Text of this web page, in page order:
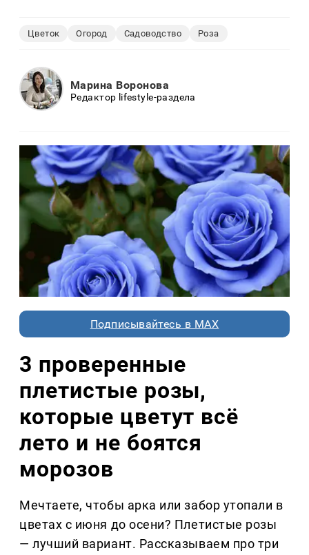
Цветок Огород Садоводство Роза
Марина Воронова
Редактор lifestyle-раздела
Подписывайтесь в MAX
3 проверенные
плетистые розы,
которые цветут всё
лето и не боятся
морозов
Мечтаете, чтобы арка или забор утопали в
цветах с июня до осени? Плетистые розы
— лучший вариант. Рассказываем про три